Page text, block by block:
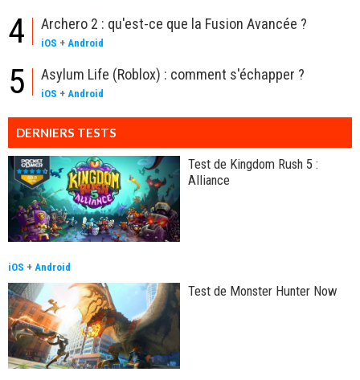
4 Archero 2 : qu'est-ce que la Fusion Avancée ?
iOS + Android
5 Asylum Life (Roblox) : comment s'échapper ?
iOS + Android
DERNIERS TESTS
Test de Kingdom Rush 5 :
Alliance
iOS + Android
Test de Monster Hunter Now